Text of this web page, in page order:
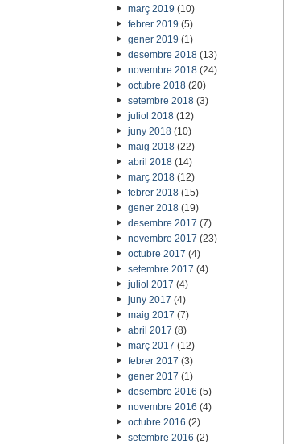
març 2019 (10)
febrer 2019 (5)
gener 2019 (1)
desembre 2018(13)
novembre 2018(24)
octubre 2018(20)
setembre 2018(3)
juliol 2018(12)
juny 2018(10)
maig 2018(22)
abril 2018(14)
març 2018(12)
febrer 2018(15)
gener 2018(19)
desembre 2017 (7)
novembre 2017 (23)
octubre 2017 (4)
setembre 2017 (4)
juliol 2017 (4)
juny 2017 (4)
maig 2017 (7)
abril 2017 (8)
març 2017 (12)
febrer 2017 (3)
gener 2017 (1)
desembre 2016 (5)
novembre 2016 (4)
octubre 2016 (2)
setembre 2016 (2)